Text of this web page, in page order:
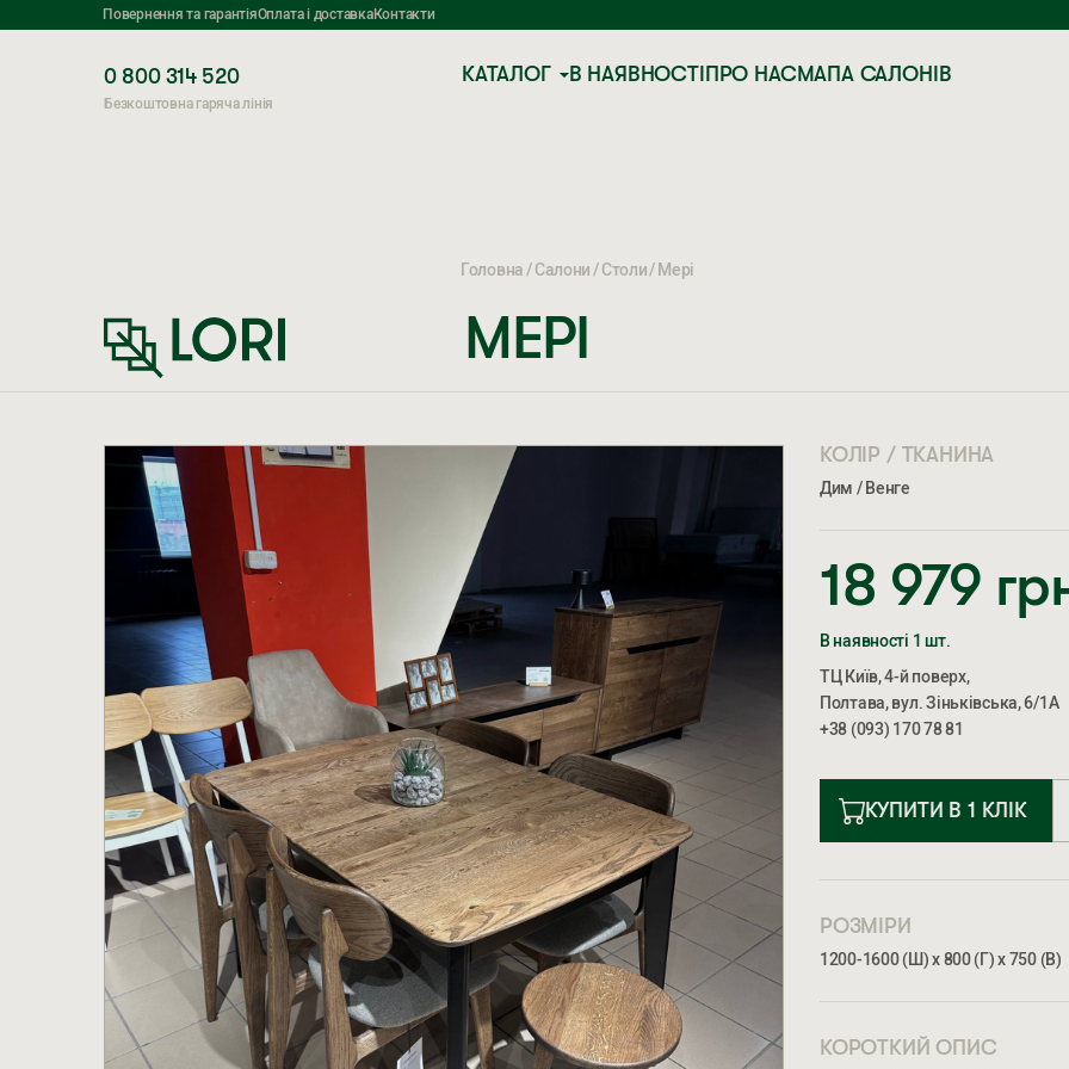
Повернення та гарантіяОплата і доставкаКонтакти
0 800 314 520
Безкоштовна гаряча лінія
КАТАЛОГ В НАЯВНОСТІ ПРО НАСМАПА САЛОНІВ
Головна Салони Столи Мері
МЕРІ
КОЛІР / ТКАНИНА
Дим / Венге
18 979
В наявності 1 шт.
ТЦ Київ, 4-й поверх,
Полтава, вул. Зіньківська, 6/1А
+38 (093) 170 78 81
КУПИТИ В 1 КЛІК
РОЗМІРИ
1200-1600 (Ш) х 800 (Г) х 750 (В)
КОРОТКИЙ ОПИС